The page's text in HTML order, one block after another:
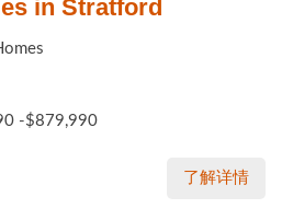
in Stratford
-$879,990
了解详情